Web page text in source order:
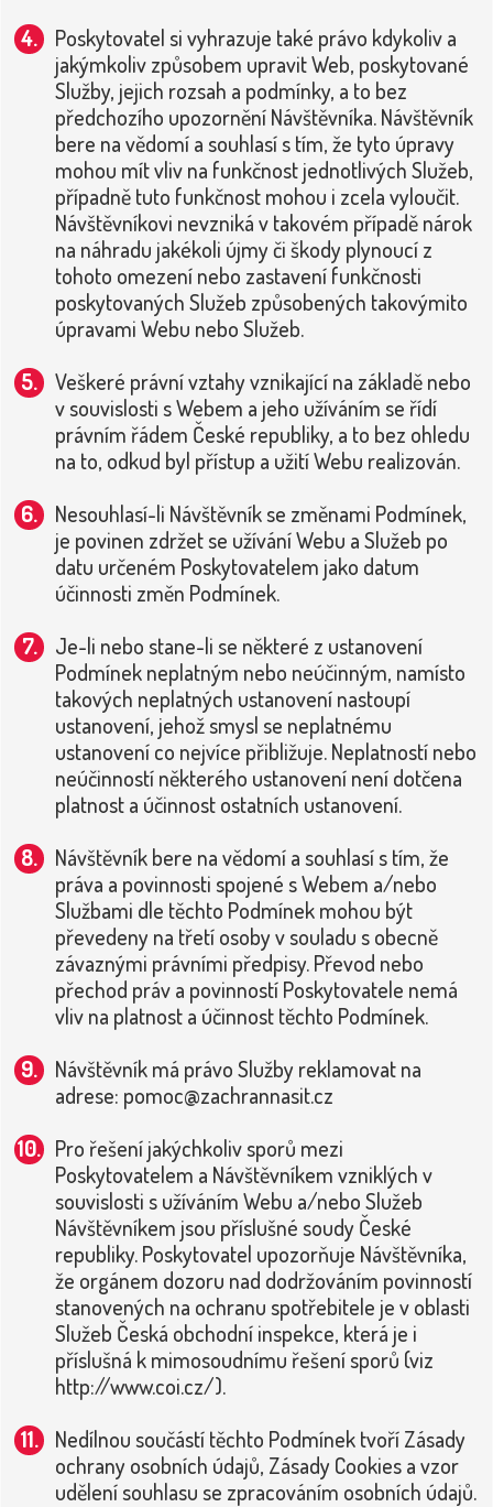
Poskytovatel si vyhrazuje také právo kdykoliv a
jakýmkoliv způsobem upravit Web, poskytované
Služby, jejich rozsah a podmínky, a to bez
předchozího upozornění Návštěvníka. Návštěvník
bere na vědomí a souhlasí s tím, že tyto úpravy
mohou mít vliv na funkčnost jednotlivých Služeb,
případně tuto funkčnost mohou i zcela vyloučit.
Návštěvníkovi nevzniká v takovém případě nárok
na náhradu jakékoli újmy či škody plynoucí z
tohoto omezení nebo zastavení funkčnosti
poskytovaných Služeb způsobených takovýmito
úpravami Webu nebo Služeb.
Veškeré právní vztahy vznikající na základě nebo
v souvislosti s Webem a jeho užíváním se řídí
právním řádem České republiky, a to bez ohledu
na to, odkud byl přístup a užití Webu realizován.
Nesouhlasí-li Návštěvník se změnami Podmínek,
je povinen zdržet se užívání Webu a Služeb po
datu určeném Poskytovatelem jako datum
účinnosti změn Podmínek.
Je-li nebo stane-li se některé z ustanovení
Podmínek neplatným nebo neúčinným, namísto
takových neplatných ustanovení nastoupí
ustanovení, jehož smysl se neplatnému
ustanovení co nejvíce přibližuje. Neplatností nebo
neúčinností některého ustanovení není dotčena
platnost a účinnost ostatních ustanovení.
Návštěvník bere na vědomí a souhlasí s tím, že
práva a povinnosti spojené s Webem a/nebo
Službami dle těchto Podmínek mohou být
převedeny na třetí osoby v souladu s obecně
závaznými právními předpisy. Převod nebo
přechod práv a povinností Poskytovatele nemá
vliv na platnost a účinnost těchto Podmínek.
Návštěvník má právo Služby reklamovat na
adrese: pomoc@zachrannasit.cz
Pro řešení jakýchkoliv sporů mezi
Poskytovatelem a Návštěvníkem vzniklých v
souvislosti s užíváním Webu a/nebo Služeb
Návštěvníkem jsou příslušné soudy České
republiky. Poskytovatel upozorňuje Návštěvníka,
že orgánem dozoru nad dodržováním povinností
stanovených na ochranu spotřebitele je v oblasti
Služeb Česká obchodní inspekce, která je i
příslušná k mimosoudnímu řešení sporů (viz
http://www.coi.cz/).
Nedílnou součástí těchto Podmínek tvoří Zásady
ochrany osobních údajů, Zásady Cookies a vzor
udělení souhlasu se zpracováním osobních údajů.